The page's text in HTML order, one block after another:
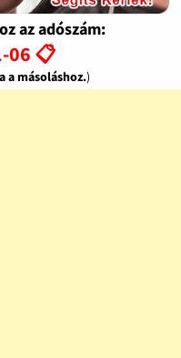
az adószám:
06 📋
a másoláshoz.)